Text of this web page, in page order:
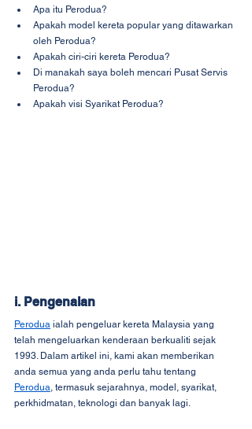
Apa itu Perodua?
Apakah model kereta popular yang ditawarkan
oleh Perodua?
Apakah ciri-ciri kereta Perodua?
Di manakah saya boleh mencari Pusat Servis
Perodua?
Apakah visi Syarikat Perodua?
i. Pengenalan
Perodua ialah pengeluar kereta Malaysia yang
telah mengeluarkan kenderaan berkualiti sejak
1993. Dalam artikel ini, kami akan memberikan
anda semua yang anda perlu tahu tentang
Perodua, termasuk sejarahnya, model, syarikat,
perkhidmatan, teknologi dan banyak lagi.